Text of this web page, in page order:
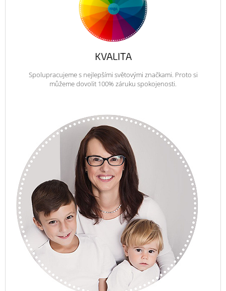
KVALITA
Spolupracujeme s nejlepšími světovými značkami. Proto si
můžeme dovolit 100% záruku spokojenosti.